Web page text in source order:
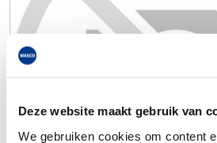
Deze website maakt gebruik van
We gebruiken cookies om content